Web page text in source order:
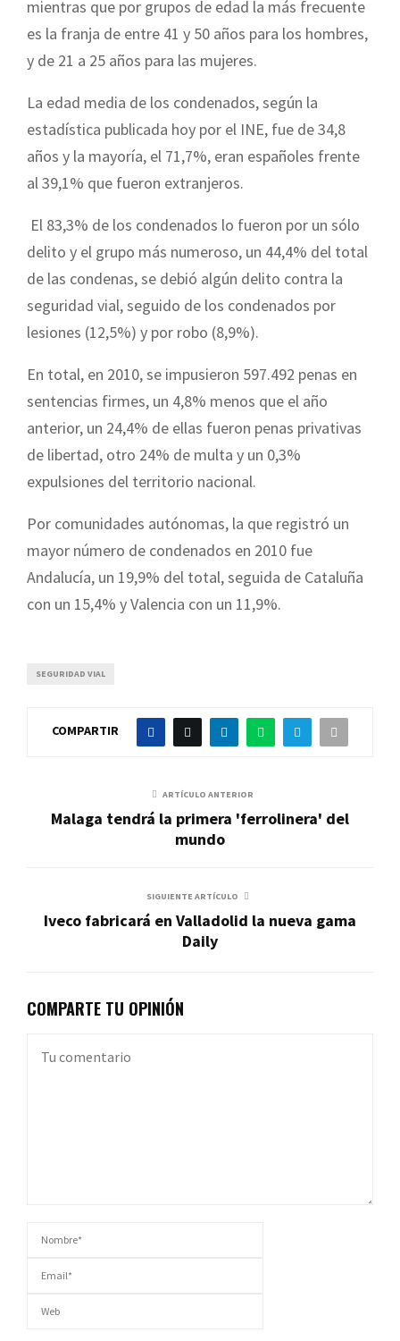
mientras que por grupos de edad la más frecuente
es la franja de entre 41 y 50 años para los hombres,
y de 21 a 25 años para las mujeres.
La edad media de los condenados, según la
estadística publicada hoy por el INE, fue de 34,8
años y la mayoría, el 71,7%, eran españoles frente
al 39,1% que fueron extranjeros.
El 83,3% de los condenados lo fueron por un sólo
delito y el grupo más numeroso, un 44,4% del total
de las condenas, se debió algún delito contra la
seguridad vial, seguido de los condenados por
lesiones (12,5%) y por robo (8,9%).
En total, en 2010, se impusieron 597.492 penas en
sentencias firmes, un 4,8% menos que el año
anterior, un 24,4% de ellas fueron penas privativas
de libertad, otro 24% de multa y un 0,3%
expulsiones del territorio nacional.
Por comunidades autónomas, la que registró un
mayor número de condenados en 2010 fue
Andalucía, un 19,9% del total, seguida de Cataluña
con un 15,4% y Valencia con un 11,9%.
SEGURIDAD VIAL
COMPARTIR
ARTÍCULO ANTERIOR
Malaga tendrá la primera 'ferrolinera' del
mundo
SIGUIENTE ARTÍCULO
Iveco fabricará en Valladolid la nueva gama
Daily
COMPARTE TU OPINIÓN